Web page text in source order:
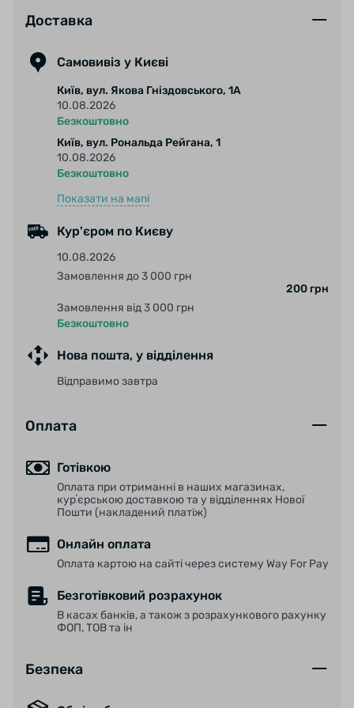
Вона була виведена на абсолютно новий
компаунду Black Chilli, покришка має чудове
зчеплення, накат, зносостійкість і плавність
ходу.
Шосейний сліковий протектор має гладку
центральну область, а з боків розташовані
кращий контроль на поворотах.
На відміну від Grand Prix 4000 S II, дана
модель на 12% швидше, на 20% більш
захищена від проколів, на 10 грам легше і вже
з інтегрованою технологією гасіння вібрацій,
здатні розвивати швидкість до 50 км/год.
Технології:
Конструкція каркасу міцна та непроникна для
пошкоджень та проникнення сторонніх
предметів. Результат: універсальність, мала
виготовлені за цією технологією, також
із внутрішньою камерою.
Доставка
Самовивіз у Києві
Київ, вул. Якова Гніздовського, 1А
10.08.2026
Безкоштовно
Київ, вул. Рональда Рейгана, 1
10.08.2026
Безкоштовно
Показати на мапі
Кур'єром по Києву
10.08.2026
Замовлення до 3 000 грн
200 грн
Замовлення від 3 000 грн
Безкоштовно
Нова пошта, у відділення
Відправимо завтра
Оплата
Готівкою
Оплата при отриманні в наших магазинах,
курʼєрською доставкою та у відділеннях Нової
Пошти (накладений платіж)
Онлайн оплата
Оплата картою на сайті через систему Way For Pay
Безготівковий розрахунок
В касах банків, а також з розрахункового рахунку
ФОП, ТОВ та ін
Безпека